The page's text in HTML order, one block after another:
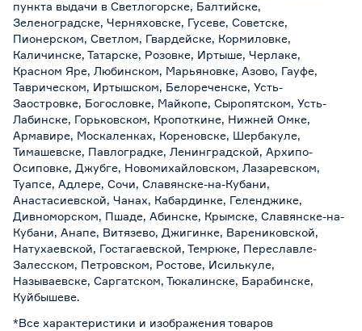
пункта выдачи в Светлогорске, Балтийске,
Зеленоградске, Черняховске, Гусеве, Советске,
Пионерском, Светлом, Гвардейске, Кормиловке,
Каличинске, Татарске, Розовке, Иртыше, Черлаке,
Красном Яре, Любинском, Марьяновке, Азово, Гауфе,
Таврическом, Иртышском, Белореченске, Усть-
Заостровке, Богословке, Майкопе, Сыропятском, Усть-
Лабинске, Горьковском, Кропоткине, Нижней Омке,
Армавире, Москаленках, Кореновске, Шербакуле,
Тимашевске, Павлоградке, Ленинградской, Архипо-
Осиповке, Джубге, Новомихайловском, Лазаревском,
Туапсе, Адлере, Сочи, Славянске-на-Кубани,
Анастасиевской, Чанах, Кабардинке, Геленджике,
Дивноморском, Пшаде, Абинске, Крымске, Славянске-на-
Кубани, Анапе, Витязево, Джигинке, Варениковской,
Натухаевской, Гостагаевской, Темрюке, Переславле-
Залесском, Петровском, Ростове, Исилькуле,
Называевске, Саргатском, Тюкалинске, Барабинске,
Куйбышеве.
*Все характеристики и изображения товаров